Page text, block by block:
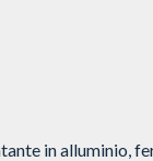
in alluminio,